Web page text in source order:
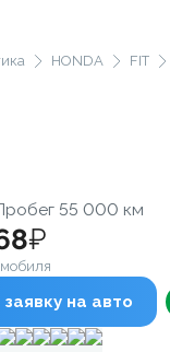
HONDA FIT
55 000 км
₽
на авто